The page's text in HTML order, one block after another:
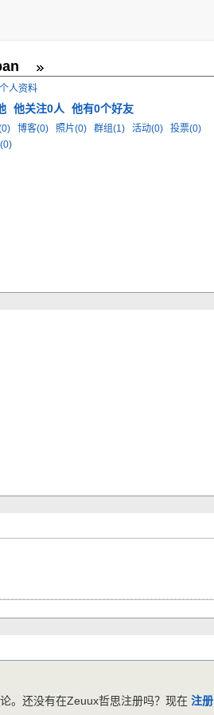
人资料
他关注0人 他有0个好友
博客(0) 照片(0) 群组(1) 活动(0)
投票(0)
。还没有在Zeuux哲思注册吗？现在注册